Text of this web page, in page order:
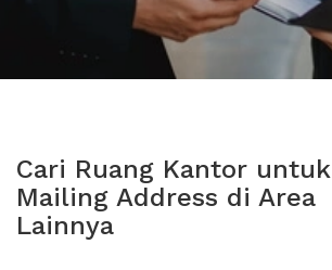
Cari Ruang Kantor untuk
Mailing Address di Area
Lainnya